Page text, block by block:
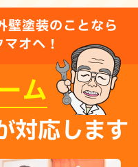
壁塗装のことなら
オへ！
ム
対応します